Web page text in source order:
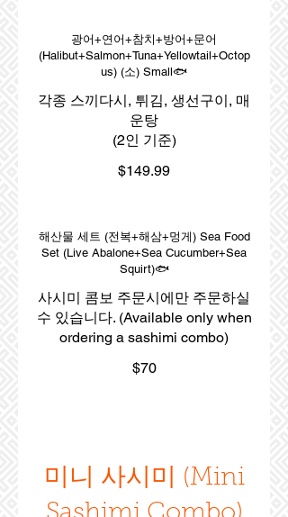
광어+연어+참치+방어+문어
(Halibut+Salmon+Tuna+Yellowtail+Octop
us) (소) Small🐟
각종 스끼다시, 튀김, 생선구이, 매
운탕
(2인 기준)
$149.99
해산물 세트 (전복+해삼+멍게) Sea Food
Set (Live Abalone+Sea Cucumber+Sea
Squirt)🐟
사시미 콤보 주문시에만 주문하실
수 있습니다. (Available only when
ordering a sashimi combo)
$70
미니 사시미 (Mini